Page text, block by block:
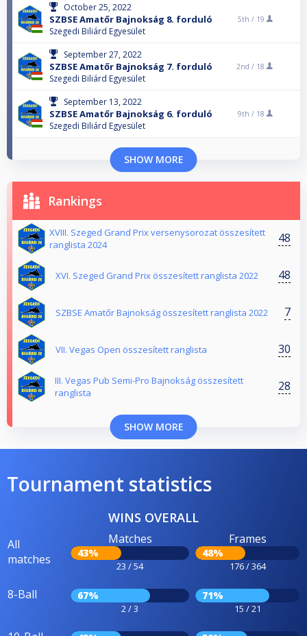
October 25, 2022
SZBSE Amatőr Bajnokság 8. forduló
Szegedi Biliárd Egyesület
5th / 19
September 27, 2022
SZBSE Amatőr Bajnokság 7. forduló
Szegedi Biliárd Egyesület
2nd / 18
September 13, 2022
SZBSE Amatőr Bajnokság 6. forduló
Szegedi Biliárd Egyesület
9th / 18
SHOW MORE
Rankings
XVIII. Szeged Grand Prix versenysorozat összesített
ranglista 2024
48
XVI. Szeged Grand Prix összesített ranglista 2022 48
SZBSE Amatőr Bajnokság összesített ranglista 2022 7
VII. Vegas Open összesített ranglista 30
III. Vegas Pub Semi-Pro Bajnokság összesített
ranglista
28
SHOW MORE
Tournament statistics
WINS OVERALL
All
matches
Matches
43%
23 / 54
Frames
48%
176 / 364
8-Ball 67%
2 / 3
71%
15 / 21